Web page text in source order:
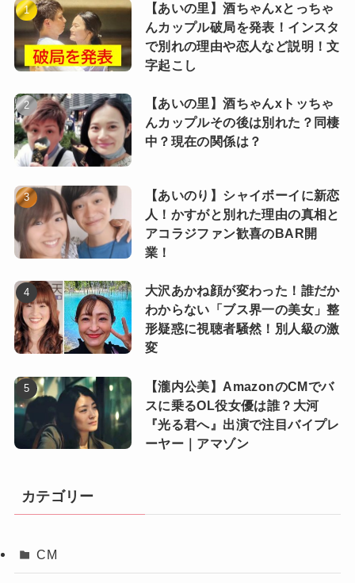
【あいの里】酒ちゃんxとっちゃ
んカップル破局を発表！インスタ
で別れの理由や恋人など説明！文
字起こし
【あいの里】酒ちゃんxトッちゃ
んカップルその後は別れた？同棲
中？現在の関係は？
【あいのり】シャイボーイに新恋
人！かすがと別れた理由の真相と
アコラジファン歓喜のBAR開
業！
大沢あかね顔が変わった！誰だか
わからない「ブス界一の美女」整
形疑惑に視聴者騒然！別人級の激
変
【瀧内公美】AmazonのCMでバ
スに乗るOL役女優は誰？大河
『光る君へ』出演で注目バイプレ
ーヤー｜アマゾン
カテゴリー
CM